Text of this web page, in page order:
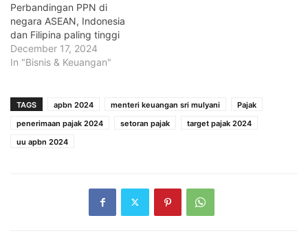
Perbandingan PPN di
negara ASEAN, Indonesia
dan Filipina paling tinggi
December 17, 2024
In "Bisnis & Keuangan"
TAGS apbn 2024 menteri keuangan sri mulyani
Pajak
penerimaan pajak 2024
setoran pajak
target pajak 2024
uu apbn 2024